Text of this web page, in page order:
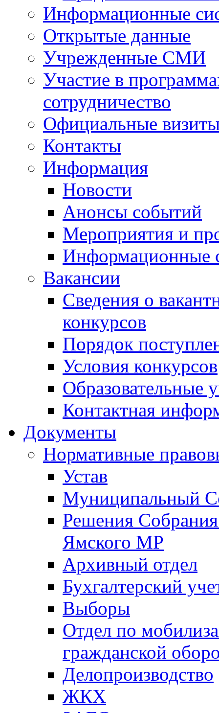
Информационные
Открытые данные
Учрежденные СМИ
Участие в
сотрудничество
Официальные
Контакты
Информация
Новости
Анонсы событий
Мероприятия и
Информационные
Вакансии
Сведения о
конкурсов
Порядок
Условия конкурсов
Образовательные
Контактная
Документы
Нормативные
Устав
Муниципальный
Решения
Ямского МР
Архивный отдел
Бухгалтерский
Выборы
Отдел по
гражданской
Делопроизводство
ЖКХ